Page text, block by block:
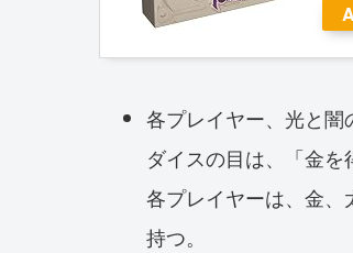
各プレイヤー、光と闇
ダイスの目は、「金を
各プレイヤーは、金
持つ。